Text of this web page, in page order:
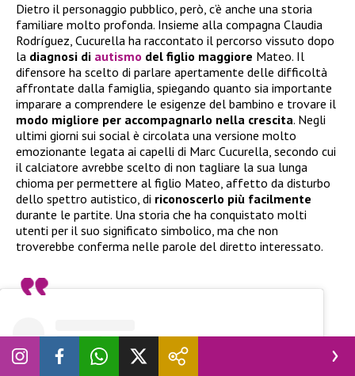
Dietro il personaggio pubblico, però, c’è anche una storia
familiare molto profonda. Insieme alla compagna Claudia
Rodríguez, Cucurella ha raccontato il percorso vissuto dopo
la diagnosi di autismo del figlio maggiore Mateo. Il
difensore ha scelto di parlare apertamente delle difficoltà
affrontate dalla famiglia, spiegando quanto sia importante
imparare a comprendere le esigenze del bambino e trovare il
modo migliore per accompagnarlo nella crescita. Negli
ultimi giorni sui social è circolata una versione molto
emozionante legata ai capelli di Marc Cucurella, secondo cui
il calciatore avrebbe scelto di non tagliare la sua lunga
chioma per permettere al figlio Mateo, affetto da disturbo
dello spettro autistico, di riconoscerlo più facilmente
durante le partite. Una storia che ha conquistato molti
utenti per il suo significato simbolico, ma che non
troverebbe conferma nelle parole del diretto interessato.